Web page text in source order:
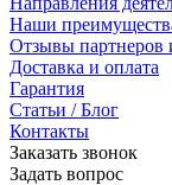
Наши
Отзывы партнеров
Доставка и оплата
Гарантия
Статьи / Блог
Контакты
Заказать звонок
Задать вопрос